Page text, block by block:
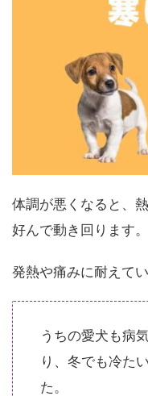
体調が悪くなると、
好んで動き回ります。
発熱や痛みに耐えて
うちの愛犬も病
り、冬でも冷た
た。